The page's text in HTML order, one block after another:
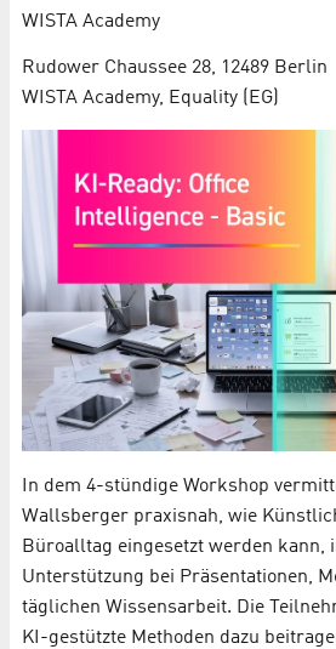
WISTA Academy
Rudower Chaussee 28, 12489 Berlin
WISTA Academy, Equality (EG)
In dem 4-stündige Workshop
Wallsberger praxisnah, wie
Büroalltag eingesetzt werden kann,
Unterstützung bei Präsentationen,
täglichen Wissensarbeit. Die
KI-gestützte Methoden dazu